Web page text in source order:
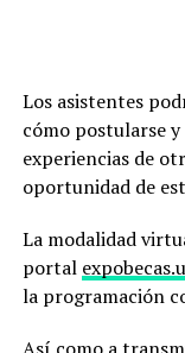
Los asistentes
cómo postularse
experiencias de
oportunidad de
La modalidad
portal
la programación